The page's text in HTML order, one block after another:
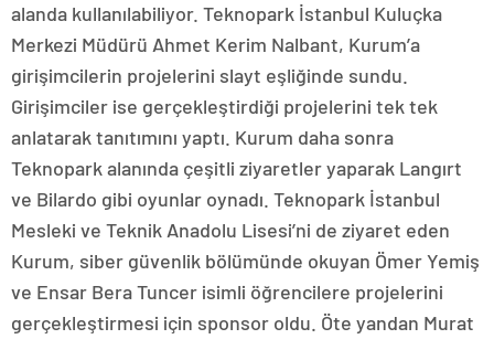
alanda kullanılabiliyor. Teknopark İstanbul Kuluçka
Merkezi Müdürü Ahmet Kerim Nalbant, Kurum’a
girişimcilerin projelerini slayt eşliğinde sundu.
Girişimciler ise gerçekleştirdiği projelerini tek tek
anlatarak tanıtımını yaptı. Kurum daha sonra
Teknopark alanında çeşitli ziyaretler yaparak Langırt
ve Bilardo gibi oyunlar oynadı. Teknopark İstanbul
Mesleki ve Teknik Anadolu Lisesi’ni de ziyaret eden
Kurum, siber güvenlik bölümünde okuyan Ömer Yemiş
ve Ensar Bera Tuncer isimli öğrencilere projelerini
gerçekleştirmesi için sponsor oldu. Öte yandan Murat